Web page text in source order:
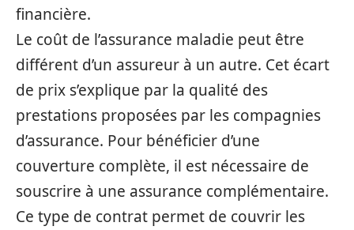
financière.
Le coût de l’assurance maladie peut être
différent d’un assureur à un autre. Cet écart
de prix s’explique par la qualité des
prestations proposées par les compagnies
d’assurance. Pour bénéficier d’une
couverture complète, il est nécessaire de
souscrire à une assurance complémentaire.
Ce type de contrat permet de couvrir les